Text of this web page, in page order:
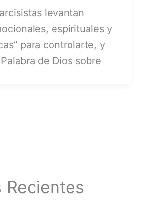
levantan
espirituales y
para controlarte, y
de Dios sobre
Recientes